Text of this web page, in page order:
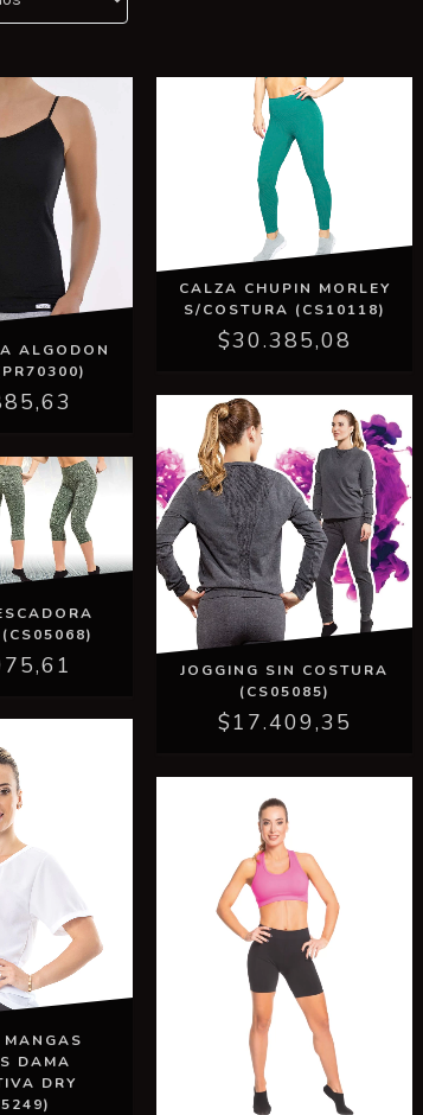
ALGODON
CALZA CHUPIN MORLEY
S/COSTURA (CS10118)
$30.385,08
JOGGING SIN COSTURA
(CS05085)
$17.409,35
MANGAS
DAMA
DRY